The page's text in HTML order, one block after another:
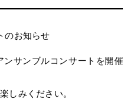
のお知らせ
ンサンブルコンサートを開催
しみください。